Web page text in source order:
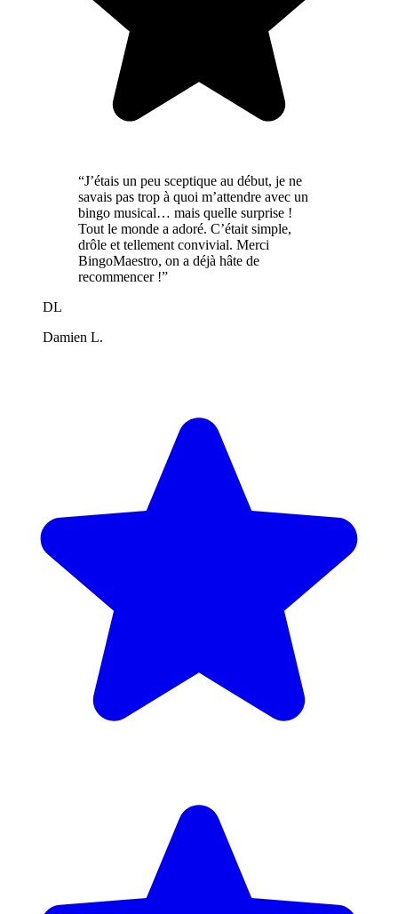
“J’étais un peu sceptique au début, je ne
savais pas trop à quoi m’attendre avec un
bingo musical… mais quelle surprise !
Tout le monde a adoré. C’était simple,
drôle et tellement convivial. Merci
BingoMaestro, on a déjà hâte de
recommencer !”
DL
Damien L.